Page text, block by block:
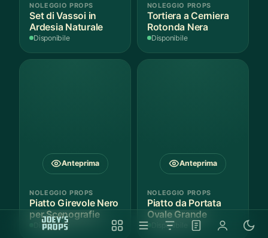
NOLEGGIO PROPS
Set di Vassoi in
Ardesia Naturale
Disponibile
NOLEGGIO PROPS
Tortiera a Cerniera
Rotonda Nera
Disponibile
Anteprima
NOLEGGIO PROPS
Piatto Girevole Nero
per Scenografie
Disponibile
Anteprima
NOLEGGIO PROPS
Piatto da Portata
Ovale Grande
Disponibile